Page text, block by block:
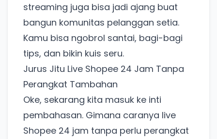
streaming juga bisa jadi ajang buat
bangun komunitas pelanggan setia.
Kamu bisa ngobrol santai, bagi-bagi
tips, dan bikin kuis seru.
Jurus Jitu Live Shopee 24 Jam Tanpa
Perangkat Tambahan
Oke, sekarang kita masuk ke inti
pembahasan. Gimana caranya live
Shopee 24 jam tanpa perlu perangkat